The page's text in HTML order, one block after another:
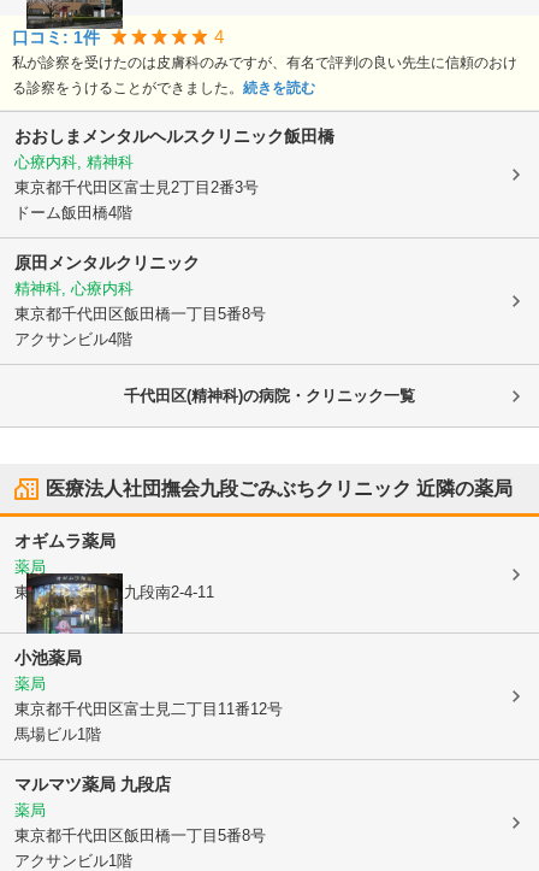
口コミ: 1件 4
私が診察を受けたのは皮膚科のみですが、有名で評判の良い先生に信頼のおけ
る診察をうけることができました。 続きを読む
おおしまメンタルヘルスクリニック飯田橋
心療内科, 精神科
東京都千代田区富士見2丁目2番3号
ドーム飯田橋4階
原田メンタルクリニック
精神科, 心療内科
東京都千代田区飯田橋一丁目5番8号
アクサンビル4階
千代田区(精神科)の病院・クリニック一覧
医療法人社団撫会九段ごみぶちクリニック 近隣の薬局
オギムラ薬局
薬局
東京都千代田区 九段南2-4-11
小池薬局
薬局
東京都千代田区富士見二丁目11番12号
馬場ビル1階
マルマツ薬局 九段店
薬局
東京都千代田区飯田橋一丁目5番8号
アクサンビル1階